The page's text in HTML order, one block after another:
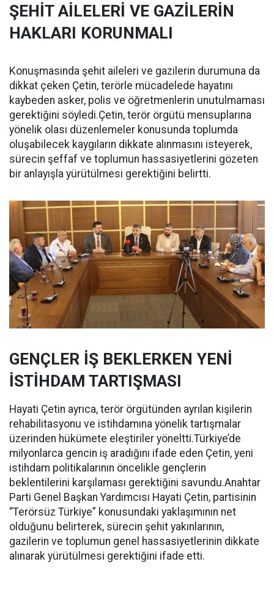
ŞEHİT AİLELERİ VE GAZİLERİN
HAKLARI KORUNMALI
Konuşmasında şehit aileleri ve gazilerin durumuna da
dikkat çeken Çetin, terörle mücadelede hayatını
kaybeden asker, polis ve öğretmenlerin unutulmaması
gerektiğini söyledi.Çetin, terör örgütü mensuplarına
yönelik olası düzenlemeler konusunda toplumda
oluşabilecek kaygıların dikkate alınmasını isteyerek,
sürecin şeffaf ve toplumun hassasiyetlerini gözeten
bir anlayışla yürütülmesi gerektiğini belirtti.
GENÇLER İŞ BEKLERKEN YENİ
İSTİHDAM TARTIŞMASI
Hayati Çetin ayrıca, terör örgütünden ayrılan kişilerin
rehabilitasyonu ve istihdamına yönelik tartışmalar
üzerinden hükümete eleştiriler yöneltti.Türkiye’de
milyonlarca gencin iş aradığını ifade eden Çetin, yeni
istihdam politikalarının öncelikle gençlerin
beklentilerini karşılaması gerektiğini savundu.Anahtar
Parti Genel Başkan Yardımcısı Hayati Çetin, partisinin
“Terörsüz Türkiye” konusundaki yaklaşımının net
olduğunu belirterek, sürecin şehit yakınlarının,
gazilerin ve toplumun genel hassasiyetlerinin dikkate
alınarak yürütülmesi gerektiğini ifade etti.